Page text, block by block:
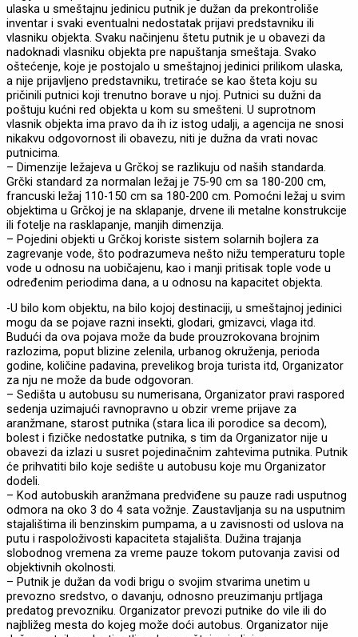
ulaska u smeštajnu jedinicu putnik je dužan da prekontroliše
inventar i svaki eventualni nedostatak prijavi predstavniku ili
vlasniku objekta. Svaku načinjenu štetu putnik je u obavezi da
nadoknadi vlasniku objekta pre napuštanja smeštaja. Svako
oštećenje, koje je postojalo u smeštajnoj jedinici prilikom ulaska,
a nije prijavljeno predstavniku, tretiraće se kao šteta koju su
pričinili putnici koji trenutno borave u njoj. Putnici su dužni da
poštuju kućni red objekta u kom su smešteni. U suprotnom
vlasnik objekta ima pravo da ih iz istog udalji, a agencija ne snosi
nikakvu odgovornost ili obavezu, niti je dužna da vrati novac
putnicima.
– Dimenzije ležajeva u Grčkoj se razlikuju od naših standarda.
Grčki standard za normalan ležaj je 75-90 cm sa 180-200 cm,
francuski ležaj 110-150 cm sa 180-200 cm. Pomoćni ležaj u svim
objektima u Grčkoj je na sklapanje, drvene ili metalne konstrukcije
ili fotelje na rasklapanje, manjih dimenzija.
– Pojedini objekti u Grčkoj koriste sistem solarnih bojlera za
zagrevanje vode, što podrazumeva nešto nižu temperaturu tople
vode u odnosu na uobičajenu, kao i manji pritisak tople vode u
određenim periodima dana, a u odnosu na kapacitet objekta.
-U bilo kom objektu, na bilo kojoj destinaciji, u smeštajnoj jedinici
mogu da se pojave razni insekti, glodari, gmizavci, vlaga itd.
Budući da ova pojava može da bude prouzrokovana brojnim
razlozima, poput blizine zelenila, urbanog okruženja, perioda
godine, količine padavina, prevelikog broja turista itd, Organizator
za nju ne može da bude odgovoran.
– Sedišta u autobusu su numerisana, Organizator pravi raspored
sedenja uzimajući ravnopravno u obzir vreme prijave za
aranžmane, starost putnika (stara lica ili porodice sa decom),
bolest i fizičke nedostatke putnika, s tim da Organizator nije u
obavezi da izlazi u susret pojedinačnim zahtevima putnika. Putnik
će prihvatiti bilo koje sedište u autobusu koje mu Organizator
dodeli.
– Kod autobuskih aranžmana predviđene su pauze radi usputnog
odmora na oko 3 do 4 sata vožnje. Zaustavljanja su na usputnim
stajalištima ili benzinskim pumpama, a u zavisnosti od uslova na
putu i raspoloživosti kapaciteta stajališta. Dužina trajanja
slobodnog vremena za vreme pauze tokom putovanja zavisi od
objektivnih okolnosti.
– Putnik je dužan da vodi brigu o svojim stvarima unetim u
prevozno sredstvo, o davanju, odnosno preuzimanju prtljaga
predatog prevozniku. Organizator prevozi putnike do vile ili do
najbližeg mesta do kojeg može doći autobus. Organizator nije